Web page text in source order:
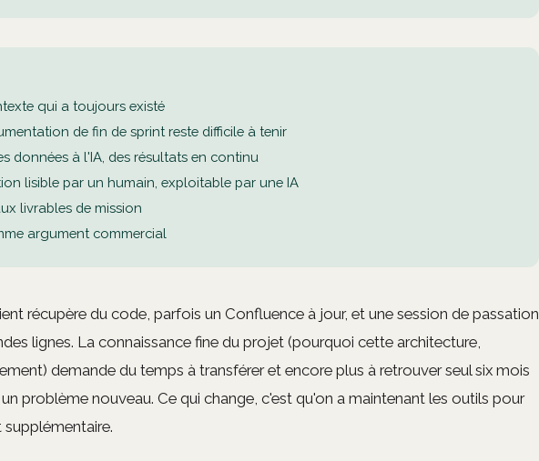
qui a toujours existé
de fin de sprint reste difficile à tenir
données à l'IA, des résultats en continu
lisible par un humain, exploitable par une IA
livrables de mission
argument commercial
récupère du code, parfois un Confluence à jour, et une session de passation
lignes. La connaissance fine du projet (pourquoi cette architecture,
demande du temps à transférer et encore plus à retrouver seul six mois
problème nouveau. Ce qui change, c'est qu'on a maintenant les outils pour